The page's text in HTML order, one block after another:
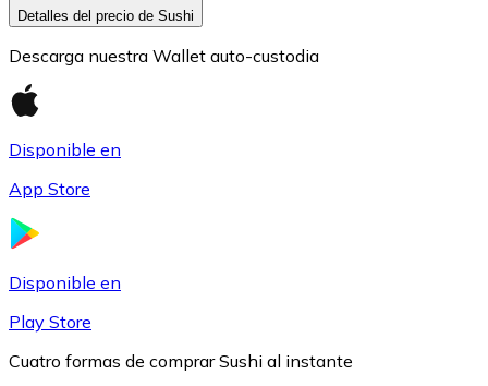
Detalles del precio de Sushi
Descarga nuestra Wallet auto-custodia
Disponible en
App Store
Disponible en
Play Store
Cuatro formas de comprar Sushi al instante